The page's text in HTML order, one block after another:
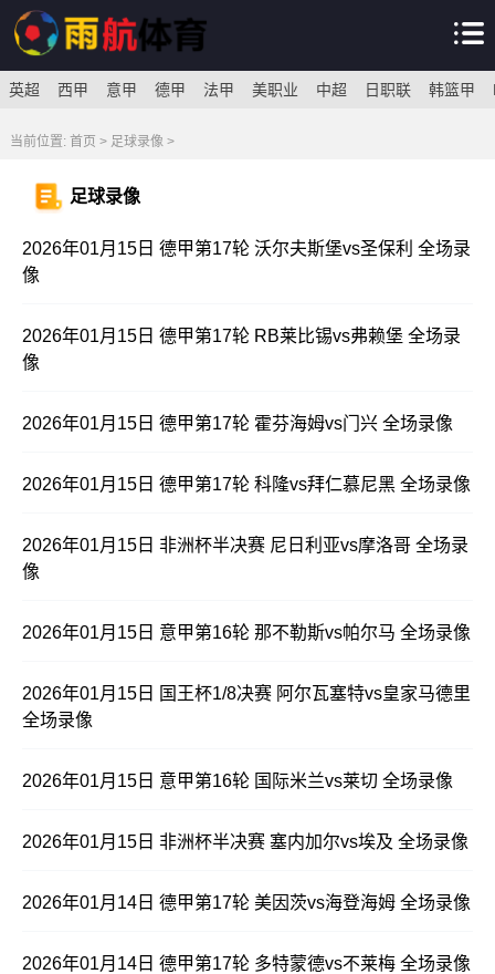
英超 西甲 意甲 德甲 法甲 美职业 中超 日职联 韩篮甲
当前位置: 首页 > 足球录像>
足球录像
2026年01月15日 德甲第17轮 沃尔夫斯堡vs圣保利 全场录
像
2026年01月15日 德甲第17轮 RB莱比锡vs弗赖堡 全场录
像
2026年01月15日 德甲第17轮 霍芬海姆vs门兴 全场录像
2026年01月15日 德甲第17轮 科隆vs拜仁慕尼黑 全场录像
2026年01月15日 非洲杯半决赛 尼日利亚vs摩洛哥 全场录
像
2026年01月15日 意甲第16轮 那不勒斯vs帕尔马 全场录像
2026年01月15日 国王杯1/8决赛 阿尔瓦塞特vs皇家马德里
全场录像
2026年01月15日 意甲第16轮 国际米兰vs莱切 全场录像
2026年01月15日 非洲杯半决赛 塞内加尔vs埃及 全场录像
2026年01月14日 德甲第17轮 美因茨vs海登海姆 全场录像
2026年01月14日 德甲第17轮 多特蒙德vs不莱梅 全场录像